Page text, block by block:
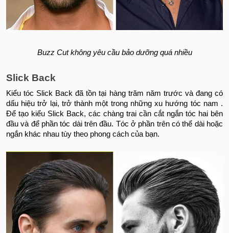
Buzz Cut không yêu cầu bảo dưỡng quá nhiều
Slick Back
Kiểu tóc Slick Back đã tồn tại hàng trăm năm trước và đang có
dấu hiệu trở lại, trở thành một trong những xu hướng tóc nam .
Để tạo kiểu Slick Back, các chàng trai cần cắt ngắn tóc hai bên
đầu và để phần tóc dài trên đầu. Tóc ở phần trên có thể dài hoặc
ngắn khác nhau tùy theo phong cách của bạn.